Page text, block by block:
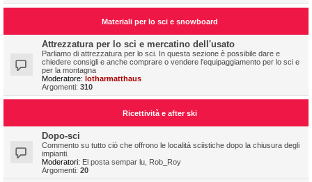
Materiali per lo sci e snowboard
Attrezzatura per lo sci e mercatino dell'usato
Parliamo di attrezzatura per lo sci. In questa sezione è possibile dare e
chiedere consigli e anche comprare o vendere l'equipaggiamento per lo sci e
per la montagna
Moderatore: lotharmatthaus
Argomenti: 310
Ricettività e after ski
Dopo-sci
Commento su tutto ciò che offrono le località sciistiche dopo la chiusura degli
impianti.
Moderatori: El posta sempar lu Rob_Roy
Argomenti: 20